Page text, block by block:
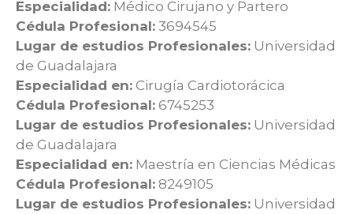
Especialidad: Médico Cirujano y Partero
Cédula Profesional: 3694545
Lugar de estudios Profesionales: Universidad
de Guadalajara
Especialidad en: Cirugía Cardiotorácica
Cédula Profesional: 6745253
Lugar de estudios Profesionales: Universidad
de Guadalajara
Especialidad en: Maestría en Ciencias Médicas
Cédula Profesional: 8249105
Lugar de estudios Profesionales: Universidad